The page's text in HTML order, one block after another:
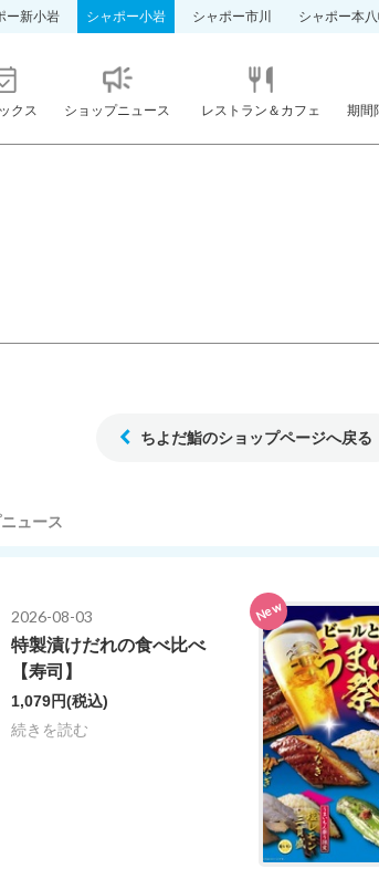
ー新小岩 シャポー小岩 シャポー市川 シャポー本
クス ショップニュース レストラン＆カフェ 期間
ちよだ鮨のショップページへ戻る
ュース
2026-08-03
特製漬けだれの食べ比べ
【寿司】
1,079円(税込)
続きを読む
New